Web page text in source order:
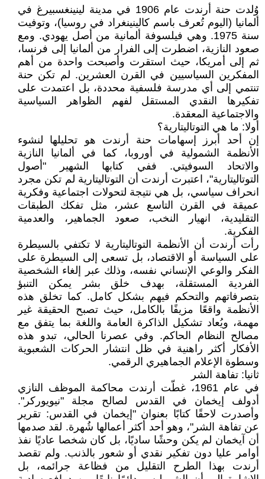
وُلدت حنة أرندت عام 1906 في مدينة لينينغسبيرغ في
ألمانيا (اليوم تُعرف باسم كالينينغراد في روسيا)، وتوفيت
سنة 1975. وهي فيلسوفة ألمانية من أصل يهودي. ومع
صعود النازية، اضطرت إلى الفرار من ألمانيا إلى فرنسا،
ثم إلى أمريكا، حيث استقرت وأصبحت واحدة من أهم
المفكرين السياسيين في القرن العشرين. لم تكن حنة
تنتمي إلى أي مدرسة فلسفية محددة، بل اعتمدت على
تفكيرها النقدي المستقل لفهم الظواهر السياسية
والاجتماعية المعقدة.
أولا: ما هي التوتاليتارية؟
إن أحد أبرز إسهامات حنة أرندت هو تحليلها لنشوء
الأنظمة الشمولية في أوروبا، كما في ألمانيا النازية
والاتحاد السوفيتي. ففي كتابها الشهير "أصول
التوتاليتارية"، اعتبرت أرندت أن التوتاليتارية لم تكن مجرد
انحراف سياسي، بل هي نتيجة لتحولات اجتماعية وفكرية
عميقة في القرن التاسع عشر، مثل تفكك الطبقات
التقليدية، انهيار النخب، صعود الجماهير، والعدمية
الفكرية.
رأت أرندت أن الأنظمة التوتاليتارية لا تكتفي بالسيطرة
على السياسة أو الاقتصاد، بل تسعى إلى السيطرة على
الفكر والوعي الإنساني نفسه، وذلك عبر إلغاء الشخصية
الفردية المستقلة، بهدف خلق بشر يمكن التنبؤ
بتصرفاتهم والتحكم فيهم بشكل كامل. كما تخلق هذه
الأنظمة واقعًا مزيفًا بالكامل، حيث تصبح الحقيقة غير
مهمة، ويُعاد تشكيل الذاكرة العامة واللغة بما يتفق مع
مصالح النظام الحاكم. وفي عصرنا الحالي، تبدو هذه
الأفكار أكثر راهنية في ظل انتشار الحركات الشعبوية
وسطوة الإعلام الجماهيري الرقمي.
ثانيا: تفاهة الشر
في عام 1961، غطّت أرندت محاكمة الموظف النازي
أدولف إيخمان في القدس لصالح مجلة "نيويوركر".
وأصدرت لاحقًا كتابًا بعنوان "إيخمان في القدس: تقرير
عن تفاهة الشر"، وهو أحد أكثر أعمالها شُهرة. لقد صدمها
أن آيخمان لم يكن وحشًا ساديًا، بل كان شخصا عاديًا نفذ
أوامر عليا دون تفكير نقدي أو شعور بالذنب. ولم تقصد
أرندت بهذا الطرح التقليل من فظاعة جرائمه، بل